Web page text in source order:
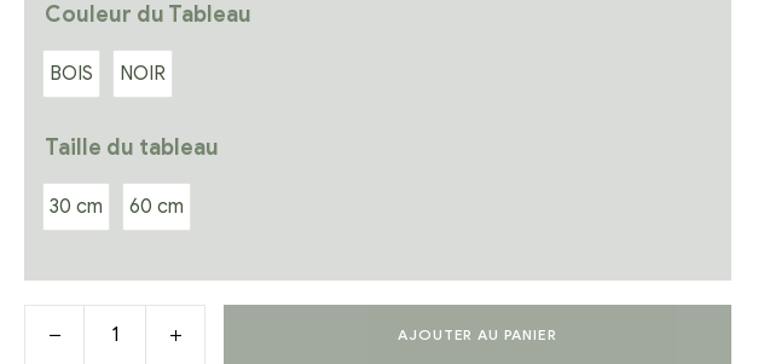
Couleur du Tableau
BOIS NOIR
Taille du tableau
30 cm 60 cm
AJOUTER AU PANIER